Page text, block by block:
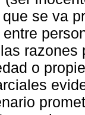
se va
o